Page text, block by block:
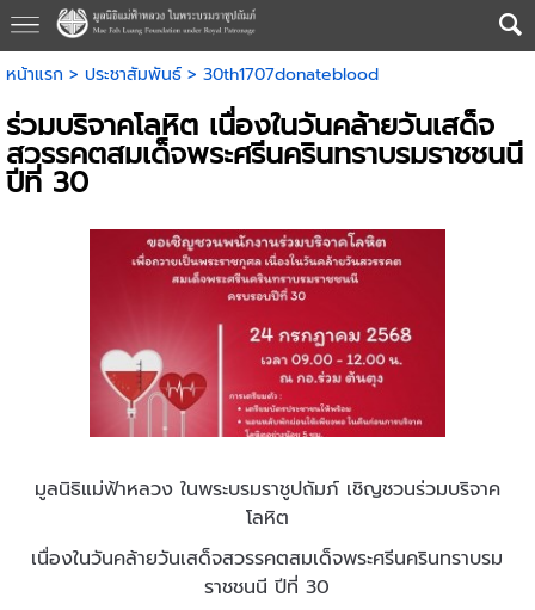
หน้าแรก > ประชาสัมพันธ์> 30th1707donateblood
ร่วมบริจาคโลหิต เนื่องในวันคล้ายวันเสด็จ
สวรรคตสมเด็จพระศรีนครินทราบรมราชชนนี
ปีที่ 30
มูลนิธิแม่ฟ้าหลวง ในพระบรมราชูปถัมภ์ เชิญชวนร่วมบริจาค
โลหิต
เนื่องในวันคล้ายวันเสด็จสวรรคตสมเด็จพระศรีนครินทราบรม
ราชชนนี ปีที่ 30